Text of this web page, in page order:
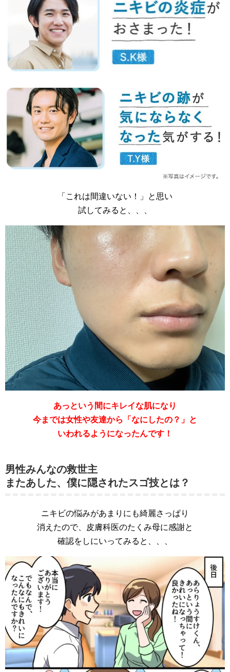
「これは間違いない！」と思い
試してみると、、、
あっという間にキレイな肌になり
今までは女性や友達から「なにしたの？」と
いわれるようになったんです！
男性みんなの救世主
またあした、僕に隠されたスゴ技とは？
ニキビの悩みがあまりにも綺麗さっぱり
消えたので、皮膚科医のたくみ母に感謝と
確認をしにいってみると、、、